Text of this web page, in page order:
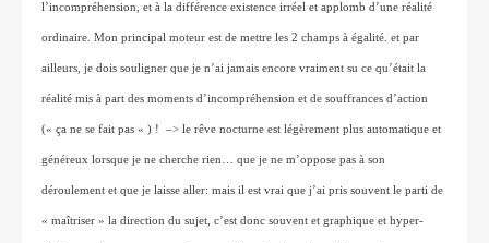
l’incompréhension, et à la différence existence irréel et applomb d’une réalité
ordinaire. Mon principal moteur est de mettre les 2 champs à égalité. et par
ailleurs, je dois souligner que je n’ai jamais encore vraiment su ce qu’était la
réalité mis à part des moments d’incompréhension et de souffrances d’action
(« ça ne se fait pas « ) !  –> le rêve nocturne est légèrement plus automatique et
généreux lorsque je ne cherche rien… que je ne m’oppose pas à son
déroulement et que je laisse aller: mais il est vrai que j’ai pris souvent le parti de
« maîtriser » la direction du sujet, c’est donc souvent et graphique et hyper-